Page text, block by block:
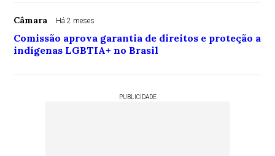
Câmara Há 2 meses
Comissão aprova garantia de direitos e proteção a
indígenas LGBTIA+ no Brasil
PUBLICIDADE